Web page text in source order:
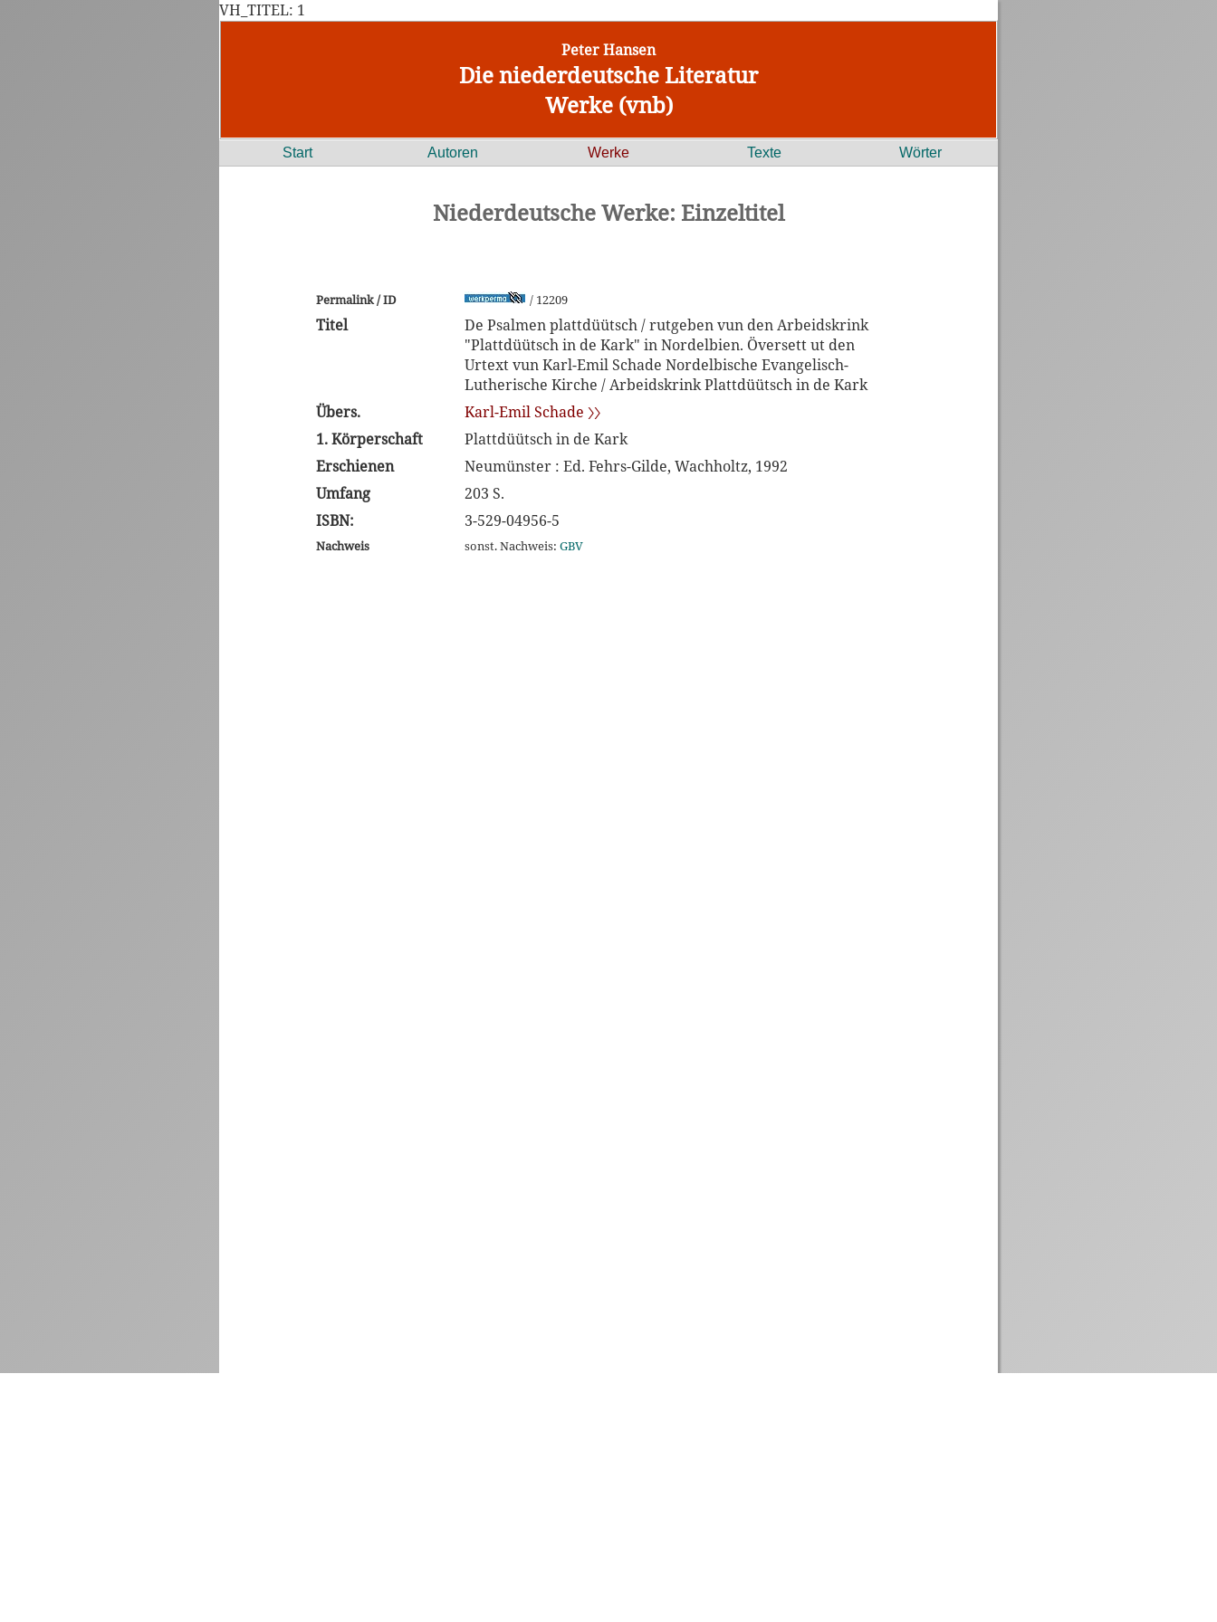
VH_TITEL: 1
Peter Hansen
Die niederdeutsche Literatur
Werke (vnb)
Start Autoren Werke Texte Wörter
Niederdeutsche Werke: Einzeltitel
Permalink / ID / 12209
Titel
De Psalmen plattdüütsch / rutgeben vun den Arbeidskrink
"Plattdüütsch in de Kark" in Nordelbien. Översett ut den
Urtext vun Karl-Emil Schade Nordelbische Evangelisch-
Lutherische Kirche / Arbeidskrink Plattdüütsch in de Kark
Übers.
Karl-Emil Schade 〉〉
1. Körperschaft
Plattdüütsch in de Kark
Erschienen
Neumünster : Ed. Fehrs-Gilde, Wachholtz, 1992
Umfang
203 S.
ISBN:
3-529-04956-5
Nachweis sonst. Nachweis: GBV